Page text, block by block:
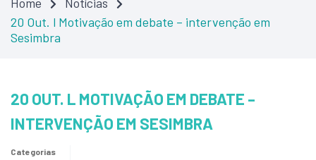
Home
Notícias
20 Out. l Motivação em debate – intervenção em
Sesimbra
20 OUT. L MOTIVAÇÃO EM DEBATE –
INTERVENÇÃO EM SESIMBRA
Categorias